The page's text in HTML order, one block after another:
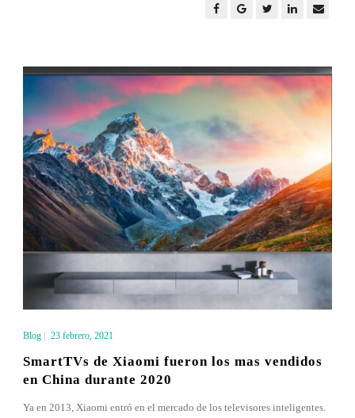
Blog| 23 febrero, 2021
SmartTVs de Xiaomi fueron los mas vendidos
en China durante 2020
Ya en 2013, Xiaomi entró en el mercado de los televisores inteligentes.